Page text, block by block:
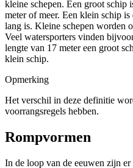
kleine schepen. Een groot schip
meter of meer. Een klein schip
lang is. Kleine schepen worden
Veel watersporters vinden
lengte van 17 meter een groot
klein schip.
Opmerking
Het verschil in deze definitie
voorrangsregels hebben.
Rompvormen
In de loop van de eeuwen zijn